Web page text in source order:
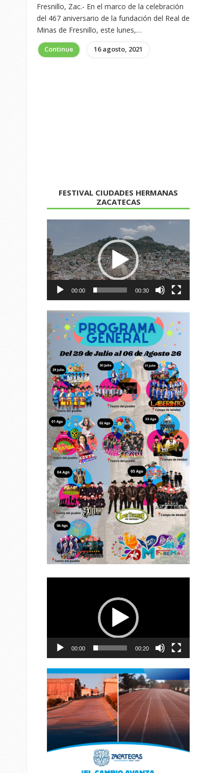
Fresnillo, Zac.- En el marco de la celebración
del 467 aniversario de la fundación del Real de
Minas de Fresnillo, este lunes,…
Continue 16 agosto, 2021
FESTIVAL CIUDADES HERMANAS
ZACATECAS
de
vídeo
00:00 00:30
00:00 00:20